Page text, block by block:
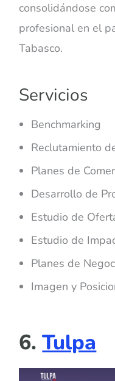
consolidándose
profesional en el
Tabasco.
Servicios
Benchmarking
Reclutamiento
Planes de
Desarrollo de
Estudio de
Estudio de
Planes de
Imagen y
6.Tulpa